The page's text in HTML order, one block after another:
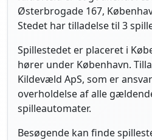
Østerbrogade 167,
Stedet har tilladelse til 3
Spillestedet er placeret i
hører under København.
Kildevæld ApS, som er
overholdelse af alle
spilleautomater.
Besøgende kan finde